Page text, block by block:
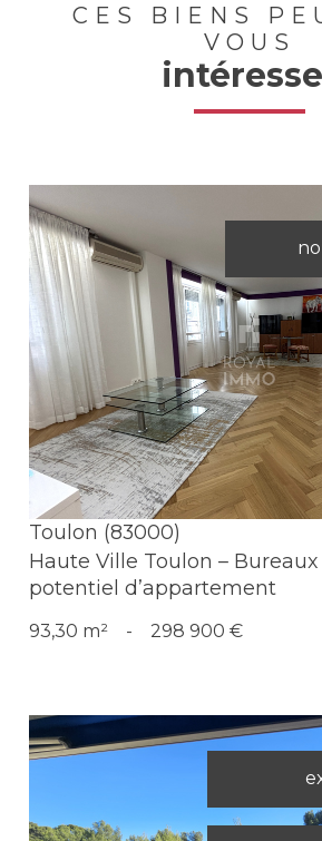
CES BIENS
VOUS
Voir le bien
Toulon (83000)
Haute Ville Toulon –
potentiel d’appartement
93,30 m² - 298 900 €